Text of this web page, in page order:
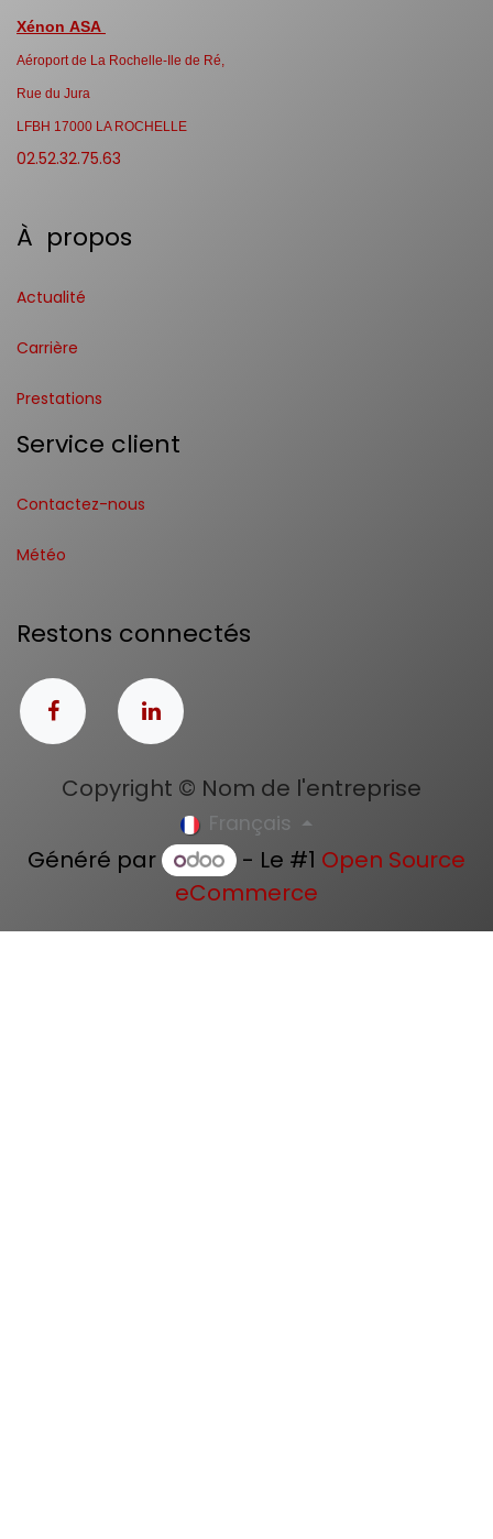
Xénon ASA
Aéroport de La Rochelle-Ile de Ré,
Rue du Jura
LFBH 17000 LA ROCHELLE
02.52.32.75.63
À propos
Actualité
Carrière
Prestations
Service client
Contactez-nous
Météo
Restons connectés
Copyright © Nom de l'entreprise
Français
Généré par - Le #1 Open Source
eCommerce